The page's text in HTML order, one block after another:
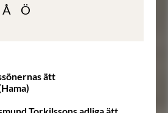
Å Ö
ätt